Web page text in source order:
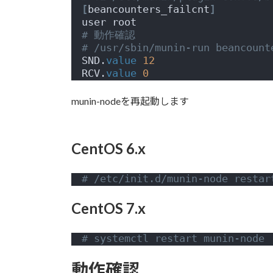
[beancounters_failcnt]
user root
# 動作確認
# /usr/sbin/munin-run
SND. value 12
RCV. value 0
munin-nodeを再起動します
CentOS 6.x
# /etc/init.d/munin-node
CentOS 7.x
# systemctl restart munin-node